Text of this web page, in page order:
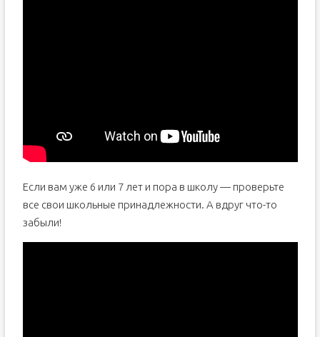
Если вам уже 6 или 7 лет и пора в школу — проверьте
все свои школьные принадлежности. А вдруг что-то
забыли!